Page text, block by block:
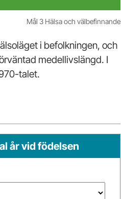
Mål 3 Hälsa och välbefinnande
i befolkningen, och
medellivslängd. I
talet.
år vid födelsen